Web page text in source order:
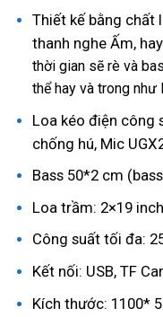
Thiết kế bằng chất
thanh nghe Ấm,
thời gian sẽ rè và
thể hay và trong như
Loa kéo điện công
chống hú, Mic
Bass 50*2 cm
Loa trầm: 2×19
Công suất tối đa:
Kết nối: USB, TF
Kích thước: 1100*